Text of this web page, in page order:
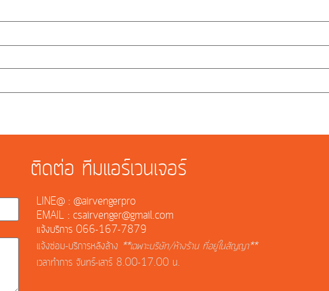
ติดต่อ ทีมแอร์เวนเจอร์
LINE@ : @airvengerpro
EMAIL : csairvenger@gmail.com
แจ้งบริการ 066-167-7879
แจ้งซ่อม-บริการหลังล้าง **เฉพาะบริษัท/ห้างร้าน ที่อยู่ในสัญญา**
เวลาทำการ จันทร์-เสาร์ 8.00-17.00 น.